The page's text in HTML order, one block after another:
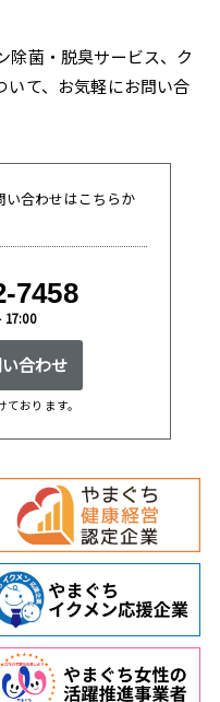
除菌・脱臭サービス、ク
いて、お気軽にお問い合
い合わせはこちらか
7458
17:00
合わせ
おります。